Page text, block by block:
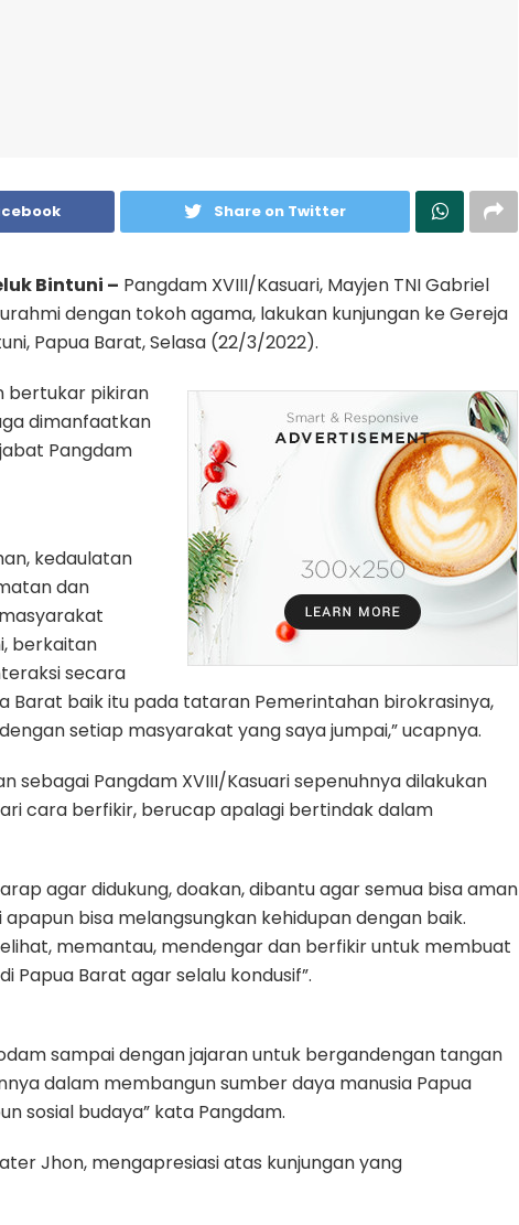
Share on Twitter
Bintuni – Pangdam XVIII/Kasuari, Mayjen TNI Gabriel
dengan tokoh agama, lakukan kunjungan ke Gereja
Papua Barat, Selasa (22/3/2022).
bertukar pikiran
dimanfaatkan
Pangdam
kedaulatan
dan
berkaitan
secara
Barat baik itu pada tataran Pemerintahan birokrasinya,
setiap masyarakat yang saya jumpai,” ucapnya.
sebagai Pangdam XVIII/Kasuari sepenuhnya dilakukan
cara berfikir, berucap apalagi bertindak dalam
agar didukung, doakan, dibantu agar semua bisa aman
bisa melangsungkan kehidupan dengan baik.
memantau, mendengar dan berfikir untuk membuat
Papua Barat agar selalu kondusif”.
sampai dengan jajaran untuk bergandengan tangan
dalam membangun sumber daya manusia Papua
sosial budaya” kata Pangdam.
Jhon, mengapresiasi atas kunjungan yang